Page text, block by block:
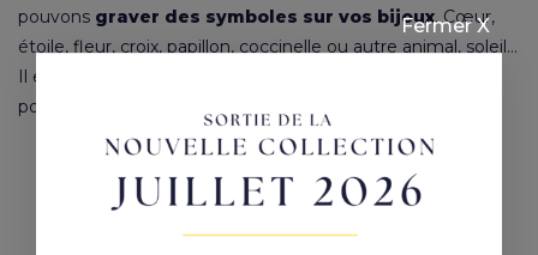
pouvons graver des symboles sur vos bijoux. Cœur,
étoile, fleur, croix, papillon, coccinelle ou autre animal, soleil…
Il existe une infinité de symboles à graver sur les bijoux,
pour toutes sortes de raisons et surtout, pour faire plaisir !
Fermer X